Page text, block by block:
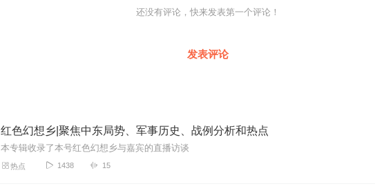
还没有评论，快来发表第一个评论！
发表评论
红色幻想乡|聚焦中东局势、军事历史、战例分析和热点
本专辑收录了本号红色幻想乡与嘉宾的直播访谈
热点 1438 15